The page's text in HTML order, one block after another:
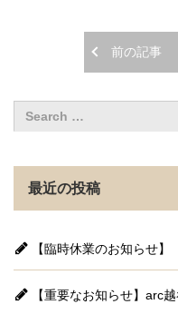
前の記事
最近の投稿
【臨時休業のお知らせ
【重要なお知らせ】arc